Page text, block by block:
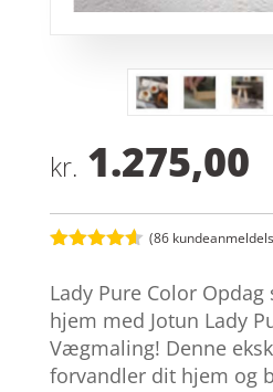
kr. 1.275,00
ud af 5
baseret
på
kundebedø
mmelser
(86
Lady Pure Color
hjem med Jotun Lady
Vægmaling! Denne
forvandler dit hjem og